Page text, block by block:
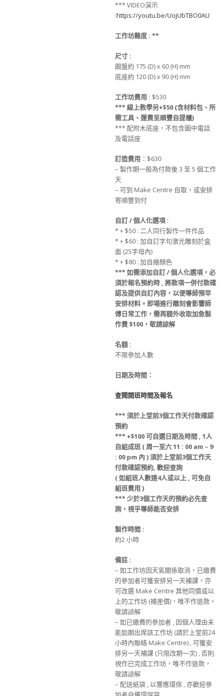
*** VIDEO演示
:https://youtu.be/UojUbTBO0AU
工作坊難度: **
尺寸:
圓盤約 175 (D) x 60 (H) mm
底座約 120 (D) x 90 (H) mm
工作坊費用 : $530
*** 線上教學另+$50 (含材料包、所
需工具、運費至順豐自提櫃)
*** 配附木底座，不包含圖中電話
及電話座
訂造費用 ：$630
– 製作期一般為付款後 3 至 5 個工作
天
– 可到 Make Centre 自取，或安排
寄順豐到付
自訂/個人化選項:
* + $50 : 二人同行製作一件作品
* + $60 : 加自訂字句激光雕刻於盒
面 (25字母內)
* + $80 : 加自繪顏色
***如需添加自訂 / 個人化選項，必
須於報名預約時, 將款項一併付款確
認及提供自訂內容， 以便導師預早
安排材料。 即場進行雕刻會影響師
傅日常工作， 需再額外收取加急製
作費$100，敬請諒解
名額 :
不限參加人數
日期及時間：
查閱開班時間及報名
***須於上堂前3個工作天付款確認
預約
*** +$100可自選日期及時間 , 1人
自組成班 ( 周一至六 11 : 00 am – 9
: 00 pm 內 )須於上堂前3個工作天
付款確認預約, 歡迎查詢
(如組班人數達4人或以上 , 可免自
組班費用 )
*** 少於3個工作天的預約必先查
詢，視乎導師能否安排
製作時間 :
約2 小時
備註 :
– 如工作坊因天氣關係取消，已繳費
的參加者可獲安排另一天補課，亦
可改選 Make Centre 其他同價或以
上的工作坊 (補差價)，唯不作退款，
敬請諒解
– 如已繳費的參加者 , 因個人理由未
能如期出席該工作坊 (請於上堂前24
小時內聯絡 Make Centre) , 可獲安
排另一天補課 (只限改期一次) , 否則
視作已完成工作坊，唯不作退款，
敬請諒解
– 配送紙袋 , 以響應環保 , 亦歡迎參